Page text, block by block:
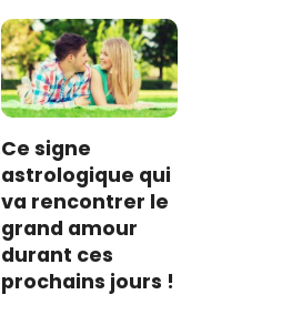
Ce signe
astrologique qui
va rencontrer le
grand amour
durant ces
prochains jours !